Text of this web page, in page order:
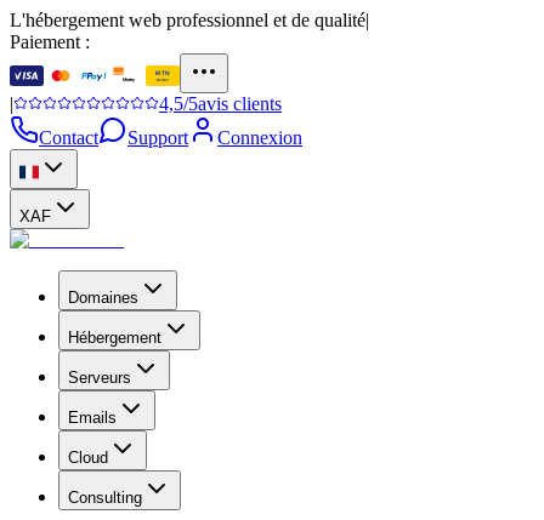
L'hébergement web professionnel et de qualité|
Paiement :
| 4,5/5avis clients
Contact
Support Connexion
XAF
Domaines
Hébergement
Serveurs
Emails
Cloud
Consulting